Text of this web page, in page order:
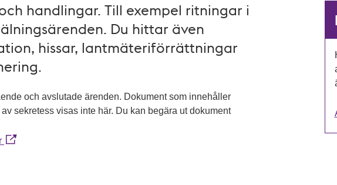
handlingar. Till exempel ritningar i
Du hittar även
hissar, lantmäteriförrättningar
och avslutade ärenden. Dokument som innehåller
sekretess visas inte här. Du kan begära ut dokument